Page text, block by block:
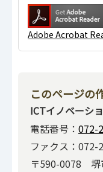
Adobe Acrobat
このページの
ICTイノベーシ
電話番号： 072-
ファクス：072-
〒590-0078 堺